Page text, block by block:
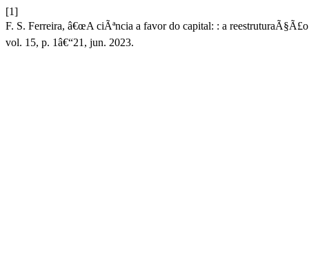
[1]
F. S. Ferreira, â€œA ciÃªncia a favor do capital: : a
vol. 15, p. 1â€“21, jun. 2023.